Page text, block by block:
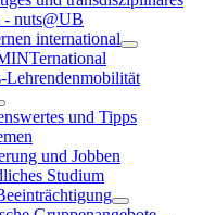
- nuts@UB
international
Lehrendenmobilität
und Tipps
und Jobben
Studium